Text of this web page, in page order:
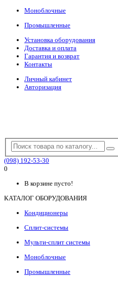
Моноблочные
Промышленные
Установка оборудования
Доставка и оплата
Гарантия и возврат
Контакты
Личный кабинет
Авторизация
(098) 192-53-30
0
В корзине пусто!
КАТАЛОГ ОБОРУДОВАНИЯ
Кондиционеры
Сплит-системы
Мульти-сплит системы
Моноблочные
Промышленные